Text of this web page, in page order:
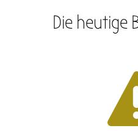
Die heutige